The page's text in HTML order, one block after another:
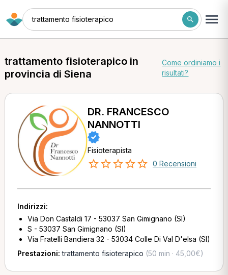
trattamento fisioterapico
trattamento fisioterapico in
provincia di Siena
Come ordiniamo i
risultati?
DR. FRANCESCO
NANNOTTI
Fisioterapista
0 Recensioni
Indirizzi:
Via Don Castaldi 17 - 53037 San Gimignano (SI)
S - 53037 San Gimignano (SI)
Via Fratelli Bandiera 32 - 53034 Colle Di Val D'elsa (SI)
Prestazioni:trattamento fisioterapico (50 min · 45,00€)